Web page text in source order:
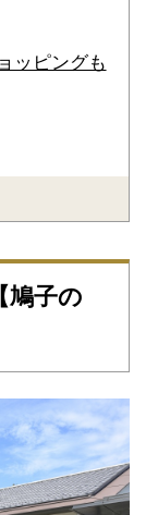
ッピングも
鳩子の